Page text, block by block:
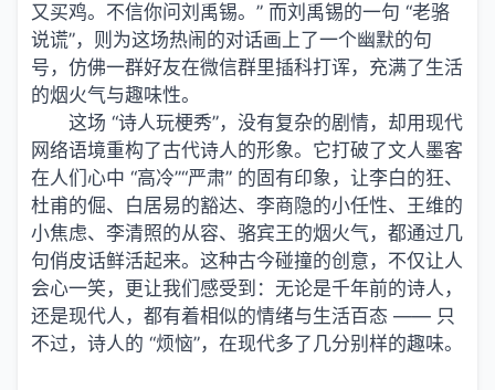
又买鸡。不信你问刘禹锡。” 而刘禹锡的一句 “老骆
说谎”，则为这场热闹的对话画上了一个幽默的句
号，仿佛一群好友在微信群里插科打诨，充满了生活
的烟火气与趣味性。
这场 “诗人玩梗秀”，没有复杂的剧情，却用现代
网络语境重构了古代诗人的形象。它打破了文人墨客
在人们心中 “高冷”“严肃” 的固有印象，让李白的狂、
杜甫的倔、白居易的豁达、李商隐的小任性、王维的
小焦虑、李清照的从容、骆宾王的烟火气，都通过几
句俏皮话鲜活起来。这种古今碰撞的创意，不仅让人
会心一笑，更让我们 感受到：无论是千年前的诗人，
还是现代人，都有着相似的情绪与生活百态 —— 只
不过，诗人的 “烦恼”，在现代多了几分别样的趣味。